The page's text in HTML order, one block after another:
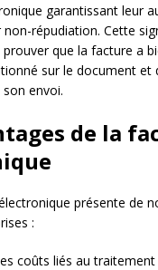
garantissant leur
répudiation. Cette
que la facture a
sur le document et
envoi.
de la
présente de
:
coûts liés au